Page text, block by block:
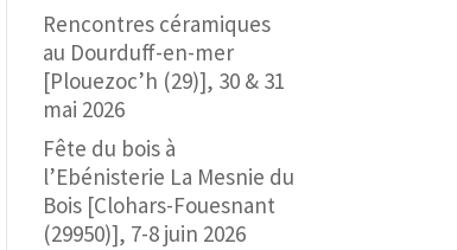
Rencontres céramiques
au Dourduff-en-mer
[Plouezoc’h (29)], 30 & 31
mai 2026
Fête du bois à
l’Ebénisterie La Mesnie du
Bois [Clohars-Fouesnant
(29950)], 7-8 juin 2026